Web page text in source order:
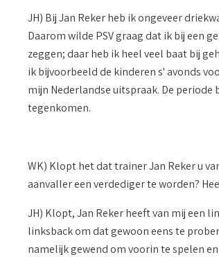
JH) Bij Jan Reker heb ik ongeveer
Daarom wilde PSV graag dat ik bij een
zeggen; daar heb ik heel veel baat bij
ik bijvoorbeeld de kinderen s' avonds
mijn Nederlandse uitspraak. De
tegenkomen.
WK) Klopt het dat trainer Jan Reker u
aanvaller een verdediger te worden?
JH) Klopt, Jan Reker heeft van mij een
linksback om dat gewoon eens te
namelijk gewend om voorin te spelen